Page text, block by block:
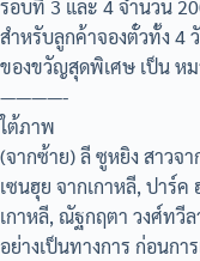
รอบที่ 3 และ 4 จำนวน
สำหรับลูกค้าจองตั๋วทั้ง 4
ของขวัญสุดพิเศษ เป็น ห
————-
ใต้ภาพ
(จากซ้าย) ลี ซูหยิง สาวจ
เซนฮุย จากเกาหลี, ปาร์ค
เกาหลี, ณัฐกฤตา วงศ์ทวี
อย่างเป็นทางการ ก่อนก